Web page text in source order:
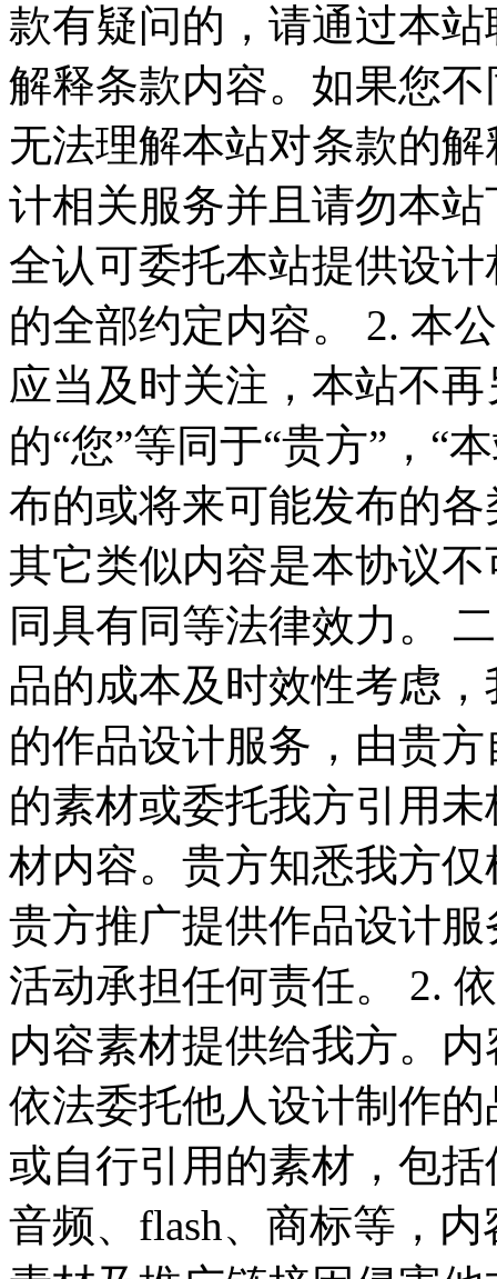
款有疑问的，请通过本
解释条款内容。如果您
无法理解本站对条款的
计相关服务并且请勿本
全认可委托本站提供设
的全部约定内容。 2. 本
应当及时关注，本站不
的“您”等同于“贵方”，“
布的或将来可能发布的
其它类似内容是本协议
同具有同等法律效力。
品的成本及时效性考虑
的作品设计服务，由贵
的素材或委托我方引用
材内容。贵方知悉我方
贵方推广提供作品设计
活动承担任何责任。 2.
内容素材提供给我方。
依法委托他人设计制作
或自行引用的素材，包
音频、flash、商标等，